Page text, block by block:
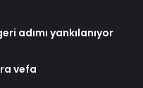
adımı yankılanıyor
vefa